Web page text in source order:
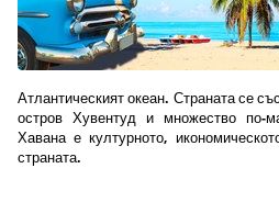
Атлантическият океан. Страната се
остров Хувентуд и множество по-
Хавана е културното,
страната.